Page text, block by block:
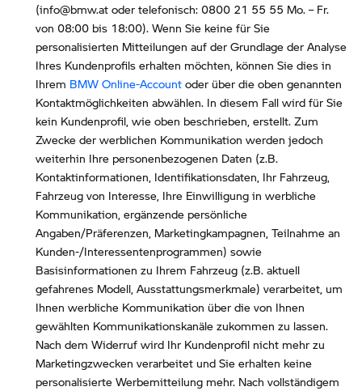
(info@bmw.at oder telefonisch: 0800 21 55 55 Mo. – Fr.
von 08:00 bis 18:00). Wenn Sie keine für Sie
personalisierten Mitteilungen auf der Grundlage der Analyse
Ihres Kundenprofils erhalten möchten, können Sie dies in
Ihrem BMW Online-Account oder über die oben genannten
Kontaktmöglichkeiten abwählen. In diesem Fall wird für Sie
kein Kundenprofil, wie oben beschrieben, erstellt. Zum
Zwecke der werblichen Kommunikation werden jedoch
weiterhin Ihre personenbezogenen Daten (z.B.
Kontaktinformationen, Identifikationsdaten, Ihr Fahrzeug,
Fahrzeug von Interesse, Ihre Einwilligung in werbliche
Kommunikation, ergänzende persönliche
Angaben/Präferenzen, Marketingkampagnen, Teilnahme an
Kunden-/Interessentenprogrammen) sowie
Basisinformationen zu Ihrem Fahrzeug (z.B. aktuell
gefahrenes Modell, Ausstattungsmerkmale) verarbeitet, um
Ihnen werbliche Kommunikation über die von Ihnen
gewählten Kommunikationskanäle zukommen zu lassen.
Nach dem Widerruf wird Ihr Kundenprofil nicht mehr zu
Marketingzwecken verarbeitet und Sie erhalten keine
personalisierte Werbemitteilung mehr. Nach vollständigem